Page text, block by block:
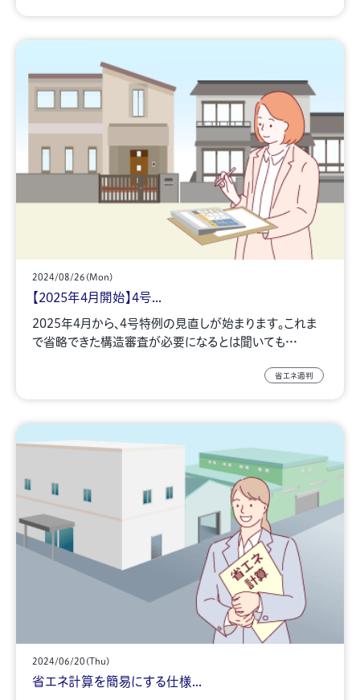
2024/08/26(Mon)
【2025年4月開始】4号...
2025年4月から、4号特例の見直しが始まります。これま
で省略できた構造審査が必要になるとは聞いても…
省エネ適判
2024/06/20(Thu)
省エネ計算を簡易にする仕様...